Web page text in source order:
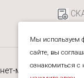
магазин специй,
Мы используем
сайте, вы
ознакомиться с